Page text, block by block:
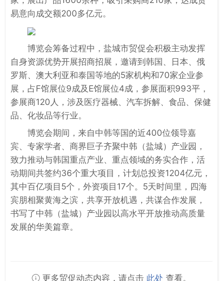
易意向成交额200多亿元。
博览会筹备过程中，盐城市贸促会积极主动发挥
自身资源优势开展招商招展，邀请到韩国、日本、俄
罗斯、澳大利亚和泰国等地的5家机构和70家企业参
展，占F馆展位9成及E馆展位4成，参展面积993平，
参展商120人，涉及医疗器械、汽车拆解、食品、保健
品、化妆品等行业。
博览会期间，来自中韩等国的近400位领导嘉
宾、专家学者、商界巨子齐聚中韩（盐城）产业园，
致力推动与韩国重点产业、重点领域的务实合作，活
动期间共签约36个重大项目，计划总投资1204亿元，
其中百亿项目5个，外资项目17个。5天时间里，四海
宾朋相聚黄海之滨，共享开放机遇，共谋合作发展，
书写了中韩（盐城）产业园以高水平开放推动高质量
发展的华美篇章。
更多贸促动态内容，请点击 此处 查看。